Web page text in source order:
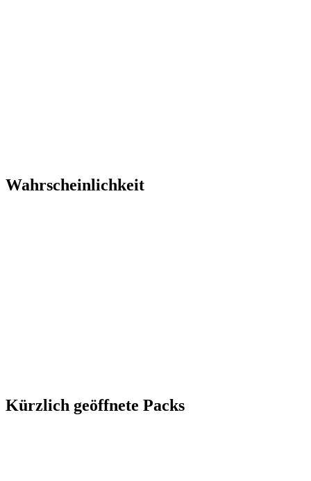
Wahrscheinlichkeit
Kürzlich geöffnete Packs